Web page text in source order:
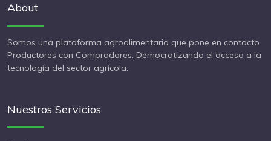
About
Somos una plataforma agroalimentaria que pone en contacto
Productores con Compradores. Democratizando el acceso a la
tecnología del sector agrícola.
Nuestros Servicios